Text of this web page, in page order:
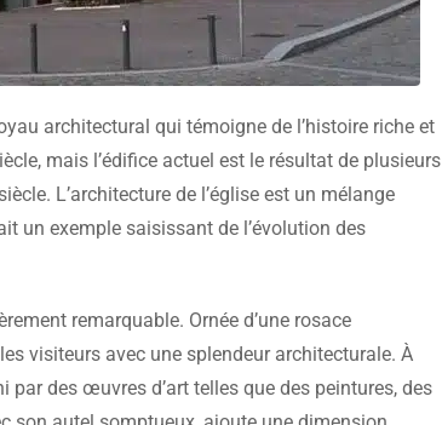
architectural qui témoigne de l’histoire riche et
mais l’édifice actuel est le résultat de plusieurs
L’architecture de l’église est un mélange
un exemple saisissant de l’évolution des
remarquable. Ornée d’une rosace
visiteurs avec une splendeur architecturale. À
par des œuvres d’art telles que des peintures, des